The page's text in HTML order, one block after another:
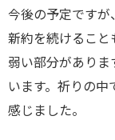
今後の予定ですが
新約を続けること
弱い部分があり
います。祈りの中
感じました。